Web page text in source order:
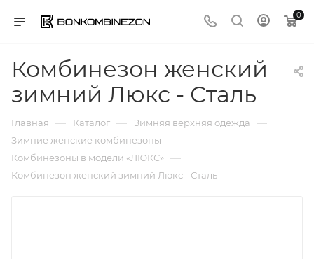
0
Комбинезон женский
зимний Люкс - Сталь
Главная — Каталог — Зимняя верхняя одежда —
Зимние женские комбинезоны —
Комбинезоны в модели «ЛЮКС» —
Комбинезон женский зимний Люкс - Сталь